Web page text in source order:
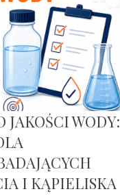
JAKOŚCI WODY:
I KĄPIELISKA